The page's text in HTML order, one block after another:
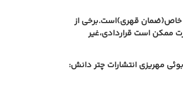
خاص(ضمان قهری)است.برخی از
ممکن است قراردادی،غیر
مهریزی انتشارات چتر دانش: